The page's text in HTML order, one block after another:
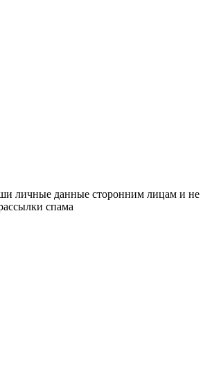
личные данные сторонним лицам и не
спама